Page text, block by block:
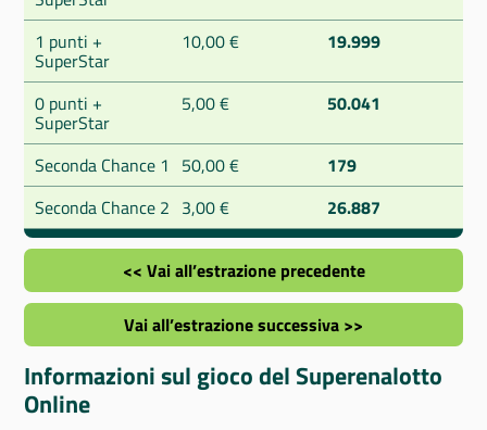
1 punti +
SuperStar
10,00 € 19.999
0 punti +
SuperStar
5,00 € 50.041
Seconda Chance 1 50,00 €
179
Seconda Chance 2 3,00 € 26.887
<< Vai all’estrazione precedente
Vai all’estrazione successiva >>
Informazioni sul gioco del Superenalotto
Online